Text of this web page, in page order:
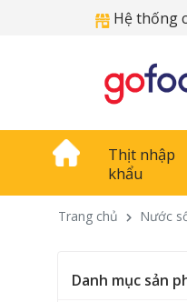
Hệ thống
Thịt nhập
khẩu
Trang chủ Nước
Danh mục sản